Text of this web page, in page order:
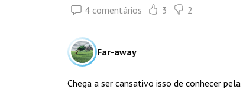
4 comentários 3 2
Far-away
Chega a ser cansativo isso de conhecer